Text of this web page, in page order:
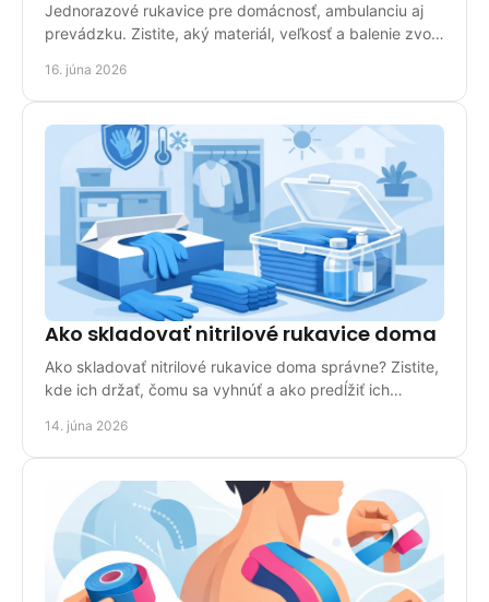
Jednorazové rukavice pre domácnosť, ambulanciu aj
prevádzku. Zistite, aký materiál, veľkosť a balenie zvoliť
16. júna 2026
Ako skladovať nitrilové rukavice doma
Ako skladovať nitrilové rukavice doma správne? Zistite,
kde ich držať, čomu sa vyhnúť a ako predĺžiť ich
14. júna 2026